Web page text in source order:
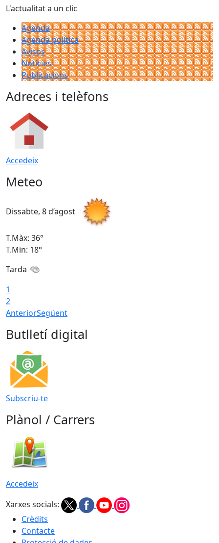
L'actualitat a un clic
Agenda
Agenda política
Avisos
Notícies
Publicacions
Adreces i telèfons
Accedeix
Meteo
Dissabte, 8 d’agost
T.Màx: 36°
T.Min: 18°
Tarda
1
2
AnteriorSegüent
Butlletí digital
Subscriu-te
Plànol / Carrers
Accedeix
Xarxes socials:
Crèdits
Contacte